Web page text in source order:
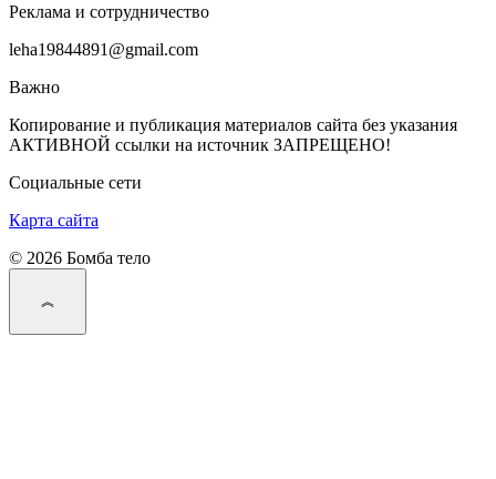
Реклама и сотрудничество
leha19844891@gmail.com
Важно
Копирование и публикация материалов сайта без указания
АКТИВНОЙ ссылки на источник ЗАПРЕЩЕНО!
Социальные сети
Карта сайта
© 2026 Бомба тело